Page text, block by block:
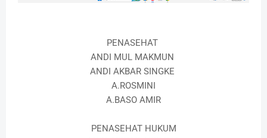
PENASEHAT
ANDI MUL MAKMUN
ANDI AKBAR SINGKE
A.ROSMINI
A.BASO AMIR
PENASEHAT HUKUM